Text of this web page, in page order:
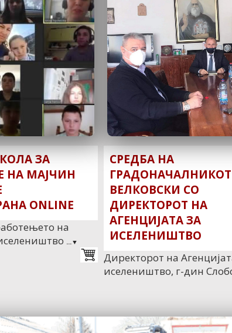
ЗА
НА МАЈЧИН
ONLINE
на
...▼
СРЕДБА НА
ГРАДОНАЧАЛНИКОТ
ВЕЛКОВСКИ СО
ДИРЕКТОРОТ НА
АГЕНЦИЈАТА ЗА
ИСЕЛЕНИШТВО
Директорот на
иселеништво, г-дин